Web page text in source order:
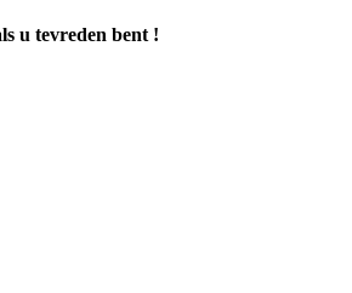
u tevreden bent !